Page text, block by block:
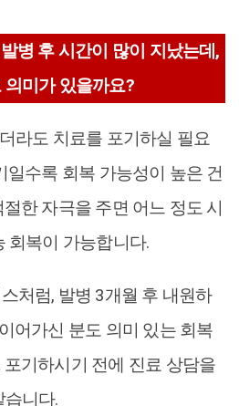
병 후 시간이 많이 지났는데,
미가 있을까요?
라도 치료를 포기하실 필요
일수록 회복 가능성이 높은 건
한 자극을 주면 어느 정도 시
회복이 가능합니다.
처럼, 발병 3개월 후 내원하
어가신 분도 의미 있는 회복
기하시기 전에 진료 상담을
니다.